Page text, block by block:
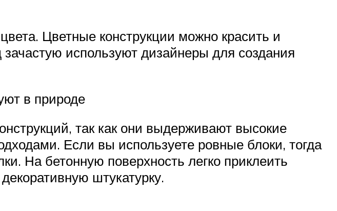
Цветные конструкции можно красить и
используют дизайнеры для создания
в природе
так как они выдерживают высокие
Если вы используете ровные блоки, тогда
На бетонную поверхность легко приклеить
штукатурку.